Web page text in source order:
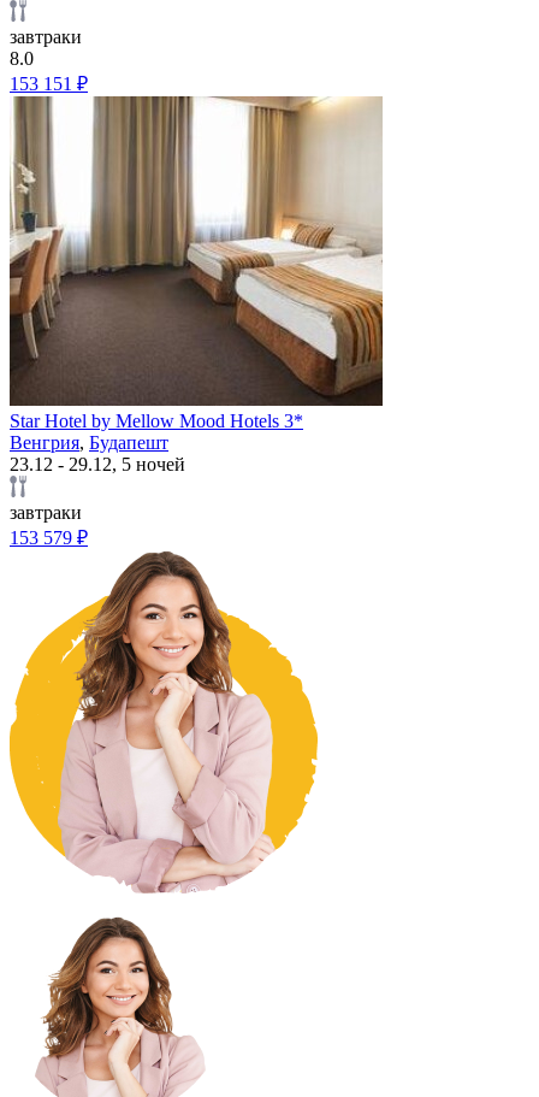
завтраки
8.0
153 151 ₽
Star Hotel by Mellow Mood Hotels 3*
Венгрия, Будапешт
23.12 - 29.12, 5 ночей
завтраки
153 579 ₽